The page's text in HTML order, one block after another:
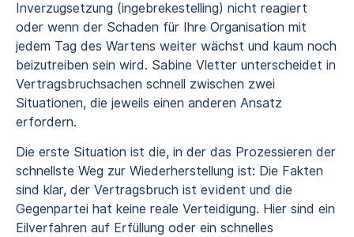
Inverzugsetzung (ingebrekestelling) nicht reagiert
oder wenn der Schaden für Ihre Organisation mit
jedem Tag des Wartens weiter wächst und kaum noch
beizutreiben sein wird. Sabine Vletter unterscheidet in
Vertragsbruchsachen schnell zwischen zwei
Situationen, die jeweils einen anderen Ansatz
erfordern.
Die erste Situation ist die, in der das Prozessieren der
schnellste Weg zur Wiederherstellung ist: Die Fakten
sind klar, der Vertragsbruch ist evident und die
Gegenpartei hat keine reale Verteidigung. Hier sind ein
Eilverfahren auf Erfüllung oder ein schnelles